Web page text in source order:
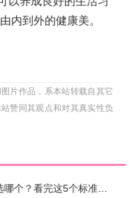
内到外的健康美。
片作品，系本站转载自其它
赞同其观点和对其真实性负
孕早期想买燕窝，干燕窝和鲜炖到底选哪个？看完这5个标准再下单